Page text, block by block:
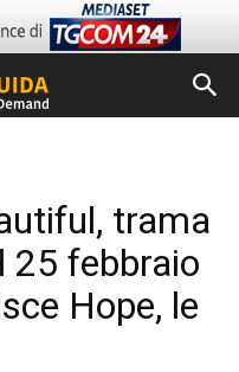
trama
25 febbraio
Hope, le